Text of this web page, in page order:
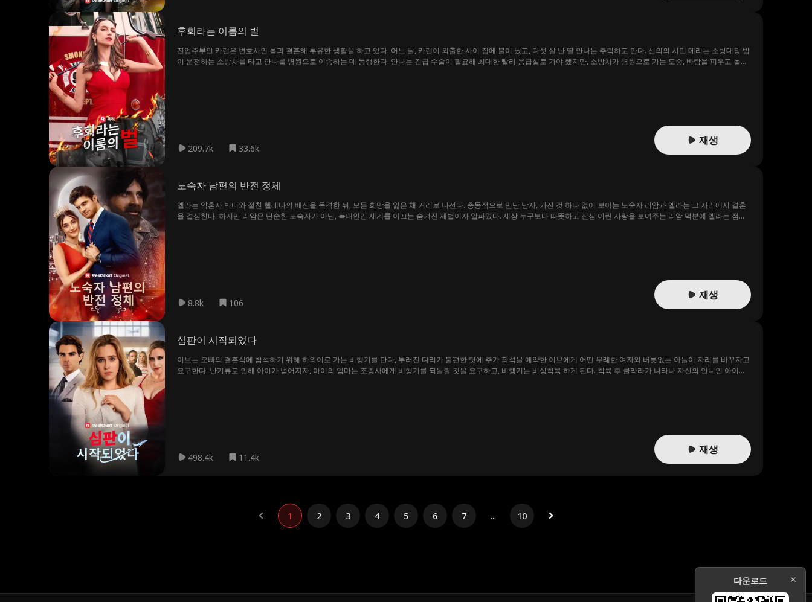
후회라는 이름의 벌
전업주부인 카렌은 변호사인 톰과 결혼해 부유한 생활을 하고 있다. 어느 날, 카렌이 외출한 사이 집에 불이 났고, 다섯 살 난 딸 안나는 추락하고 만다. 선의의 시민 메리는 소방대장 밥
이 운전하는 소방차를 타고 안나를 병원으로 이송하는 데 동행한다. 안나는 긴급 수술이 필요해 최대한 빨리 응급실로 가야 했지만, 소방차가 병원으로 가는 도중, 바람을 피우고 돌아
209.7k 33.6k
재생
노숙자 남편의 반전 정체
엘라는 약혼자 빅터와 절친 헬레나의 배신을 목격한 뒤, 모든 희망을 잃은 채 거리로 나선다. 충동적으로 만난 남자, 가진 것 하나 없어 보이는 노숙자 리암과 엘라는 그 자리에서 결혼
을 결심한다. 하지만 리암은 단순한 노숙자가 아닌, 늑대인간 세계를 이끄는 숨겨진 재벌이자 알파였다. 세상 누구보다 따뜻하고 진심 어린 사랑을 보여주는 리암 덕분에 엘라는 점점
8.8k 106
재생
심판이 시작되었다
이브는 오빠의 결혼식에 참석하기 위해 하와이로 가는 비행기를 탄다, 부러진 다리가 불편한 탓에 추가 좌석을 예약한 이브에게 어떤 무례한 여자와 버릇없는 아들이 자리를 바꾸자고
요구한다. 난기류로 인해 아이가 넘어지자, 아이의 엄마는 조종사에게 비행기를 되돌릴 것을 요구하고, 비행기는 비상착륙 하게 된다. 착륙 후 클라라가 나타나 자신의 언니인 아이의
498.4k 11.4k
재생
1 2 3 4 5 6 7 ... 10
다운로드